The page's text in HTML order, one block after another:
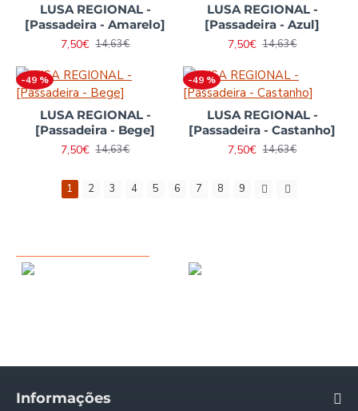
LUSA REGIONAL -
[Passadeira - Amarelo]
7,50€ 14,63€
LUSA REGIONAL -
[Passadeira - Azul]
7,50€ 14,63€
-49 %
LUSA REGIONAL -
[Passadeira - Bege]
7,50€ 14,63€
-49 %
LUSA REGIONAL -
[Passadeira - Castanho]
7,50€ 14,63€
1 2 3 4 5 6 7 8 9
Informações